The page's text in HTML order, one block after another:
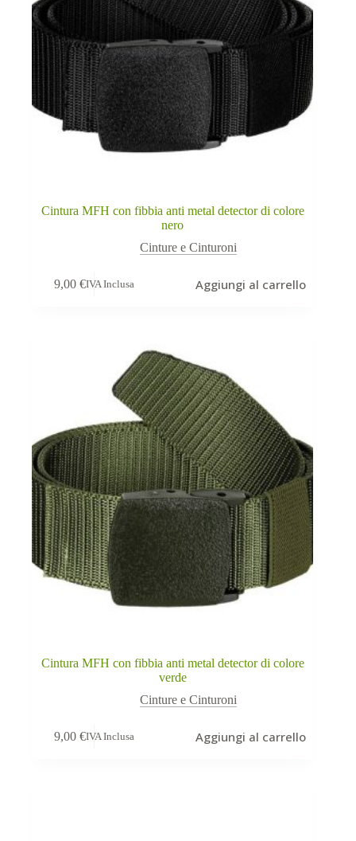
Cintura MFH con fibbia anti metal detector di colore
nero
Cinture e Cinturoni
9,00€IVA Inclusa Aggiungi al carrello
Cintura MFH con fibbia anti metal detector di colore
verde
Cinture e Cinturoni
9,00€IVA Inclusa Aggiungi al carrello